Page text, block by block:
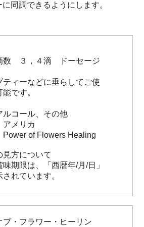
同調できるようにします。
数 ３，４滴 ドーセージ
ティーなどに垂らしてご使
です。
ルコール、その他
メリカ
of Flowers Healing
方について
期限は、「西暦年/月/日」
れています。
ブ・フラワー・ヒーリン